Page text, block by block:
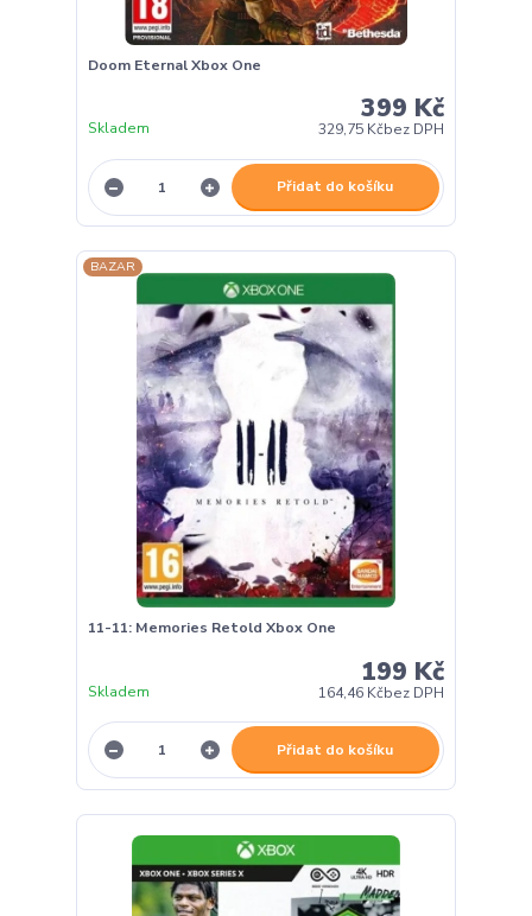
Doom Eternal Xbox One
399 Kč
329,75 Kčbez DPH
Skladem
Přidat do košíku
BAZAR
11-11: Memories Retold Xbox One
199 Kč
164,46 Kčbez DPH
Skladem
Přidat do košíku